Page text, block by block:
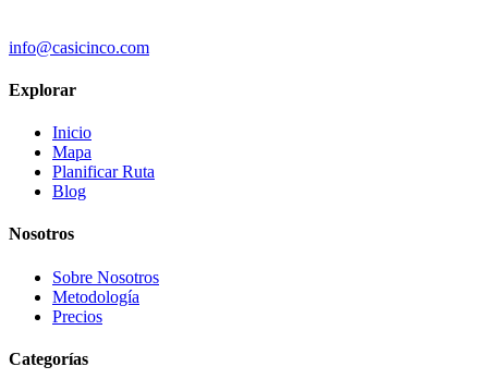
info@casicinco.com
Explorar
Inicio
Mapa
Planificar Ruta
Blog
Nosotros
Sobre Nosotros
Metodología
Precios
Categorías